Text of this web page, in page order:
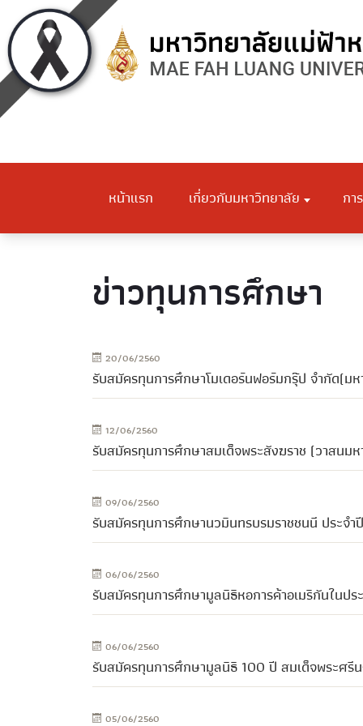
หน้าแรก เกี่ยวกับมหาวิทยาลัย กา
ข่าวทุนการศึกษา
20/06/2560
รับสมัครทุนการศึกษาโมเดอร์นฟอร์มกรุ๊ป จำกัด(ม
12/06/2560
รับสมัครทุนการศึกษาสมเด็จพระสังฆราช (วาสนม
09/06/2560
รับสมัครทุนการศึกษานวมินทรบรมราชชนนี ประจ
06/06/2560
รับสมัครทุนการศึกษามูลนิธิหอการค้าอเมริกันในป
06/06/2560
รับสมัครทุนการศึกษามูลนิธิ 100 ปี สมเด็จพระศรี
05/06/2560